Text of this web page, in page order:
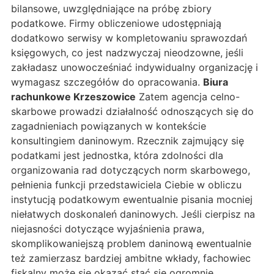
bilansowe, uwzględniające na próbę zbiory
podatkowe. Firmy obliczeniowe udostępniają
dodatkowo serwisy w kompletowaniu sprawozdań
księgowych, co jest nadzwyczaj nieodzowne, jeśli
zakładasz unowocześniać indywidualny organizację i
wymagasz szczegółów do opracowania. Biura
rachunkowe Krzeszowice Zatem agencja celno-
skarbowe prowadzi działalność odnoszących się do
zagadnieniach powiązanych w kontekście
konsultingiem daninowym. Rzecznik zajmujący się
podatkami jest jednostka, która zdolności dla
organizowania rad dotyczących norm skarbowego,
pełnienia funkcji przedstawiciela Ciebie w obliczu
instytucją podatkowym ewentualnie pisania mocniej
niełatwych doskonaleń daninowych. Jeśli cierpisz na
niejasności dotyczące wyjaśnienia prawa,
skomplikowaniejszą problem daninową ewentualnie
też zamierzasz bardziej ambitne wkłady, fachowiec